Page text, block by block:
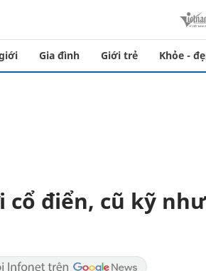
Gia đình Giới trẻ Khỏe -
điển, cũ kỹ